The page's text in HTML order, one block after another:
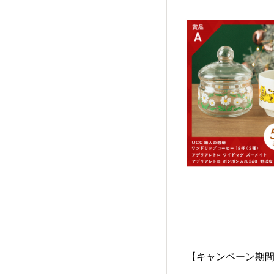
【キャンペーン期